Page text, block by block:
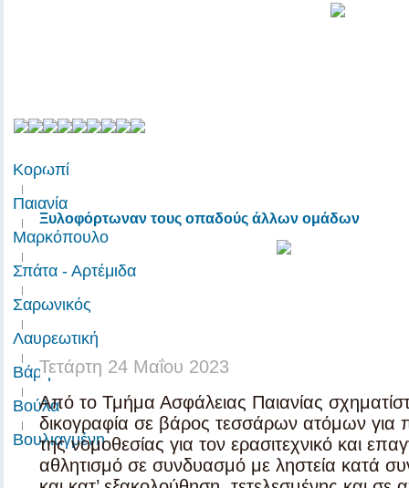
Κορωπί
|
Παιανία
|
Μαρκόπουλο
|
Σπάτα - Αρτέμιδα
|
Σαρωνικός
|
Λαυρεωτική
|
Βάρη
|
Βούλα
|
Βουλιαγμένη
Παιανία
Ξυλοφόρτωναν τους οπαδούς άλλων ομάδων
Τετάρτη 24 Μαΐου 2023
ΑπότοΤμήμα Ασφάλειας Παιανίας
δικογραφία σε βάρος τεσσάρων ατόμων
της νομοθεσίας για τον ερασιτεχνικό και
αθλητισμό σε συνδυασμό με ληστεία κατά